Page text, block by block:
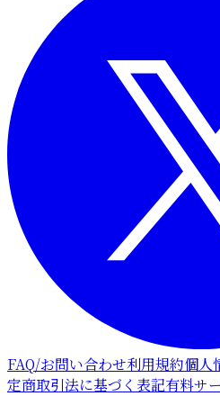
FAQ/お問い合わせ利用規約個人
定商取引法に基づく表記有料サ